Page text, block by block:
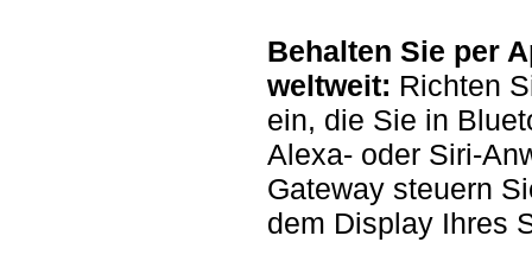
Behalten Sie per
weltweit: Richten
ein, die Sie in
Alexa- oder Siri-
Gateway steuern
dem Display Ihres